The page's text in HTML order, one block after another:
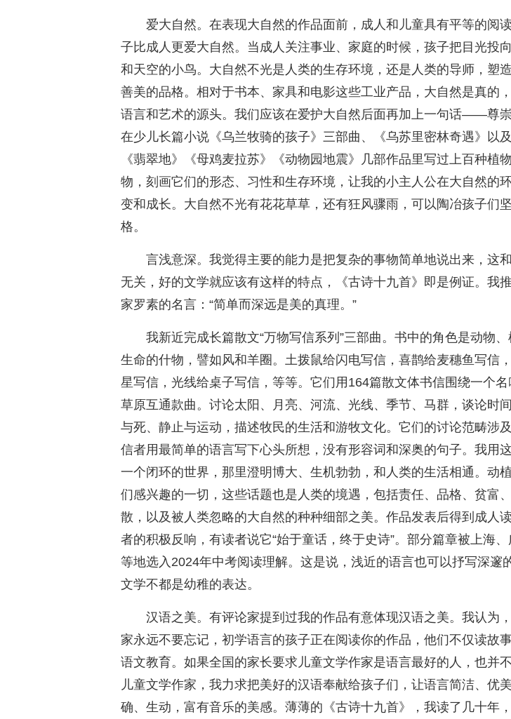
爱大自然。在表现大自然的作品面前，成人和儿童具有平等的阅
子比成人更爱大自然。当成人关注事业、家庭的时候，孩子把目光投
和天空的小鸟。大自然不光是人类的生存环境，还是人类的导师，塑
善美的品格。相对于书本、家具和电影这些工业产品，大自然是真的
语言和艺术的源头。我们应该在爱护大自然后面再加上一句话——尊
在少儿长篇小说《乌兰牧骑的孩子》三部曲、《乌苏里密林奇遇》以
《翡翠地》《母鸡麦拉苏》《动物园地震》几部作品里写过上百种植
物，刻画它们的形态、习性和生存环境，让我的小主人公在大自然的
变和成长。大自然不光有花花草草，还有狂风骤雨，可以陶冶孩子们
格。
言浅意深。我觉得主要的能力是把复杂的事物简单地说出来，这
无关，好的文学就应该有这样的特点，《古诗十九首》即是例证。我
家罗素的名言：“简单而深远是美的真理。”
我新近完成长篇散文“万物写信系列”三部曲。书中的角色是动物
生命的什物，譬如风和羊圈。土拨鼠给闪电写信，喜鹊给麦穗鱼写信
星写信，光线给桌子写信，等等。它们用164篇散文体书信围绕一个
草原互通款曲。讨论太阳、月亮、河流、光线、季节、马群，谈论时
与死、静止与运动，描述牧民的生活和游牧文化。它们的讨论范畴涉
信者用最简单的语言写下心头所想，没有形容词和深奥的句子。我用
一个闭环的世界，那里澄明博大、生机勃勃，和人类的生活相通。动
们感兴趣的一切，这些话题也是人类的境遇，包括责任、品格、贫富
散，以及被人类忽略的大自然的种种细部之美。作品发表后得到成人
者的积极反响，有读者说它“始于童话，终于史诗”。部分篇章被上海、
等地选入2024年中考阅读理解。这是说，浅近的语言也可以抒写深邃
文学不都是幼稚的表达。
汉语之美。有评论家提到过我的作品有意体现汉语之美。我认为
家永远不要忘记，初学语言的孩子正在阅读你的作品，他们不仅读故
语文教育。如果全国的家长要求儿童文学作家是语言最好的人，也并
儿童文学作家，我力求把美好的汉语奉献给孩子们，让语言简洁、优
确、生动，富有音乐的美感。薄薄的《古诗十九首》，我读了几十年